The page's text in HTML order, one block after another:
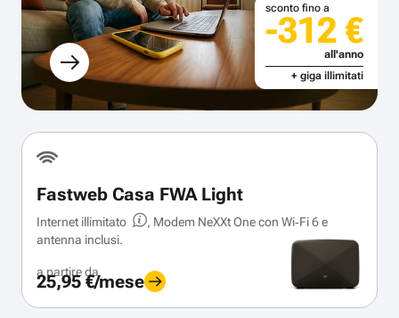
sconto fino a
-312 €
all'anno
+ giga illimitati
Fastweb Casa FWA Light
Internet illimitato
, Modem NeXXt One con Wi‑Fi 6 e
antenna inclusi.
a partire da
25,95 €/mese